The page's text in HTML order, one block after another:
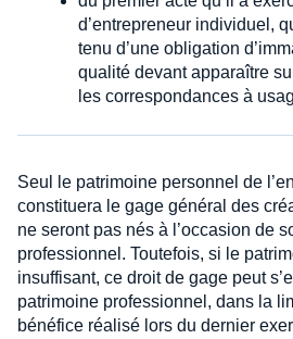
d’entrepreneur individuel,
tenu d’une obligation
qualité devant apparaître
les correspondances à
Seul le patrimoine personnel de
constituera le gage général des
ne seront pas nés à l’occasion de
professionnel. Toutefois, si le
insuffisant, ce droit de gage peut
patrimoine professionnel, dans la
bénéfice réalisé lors du dernier